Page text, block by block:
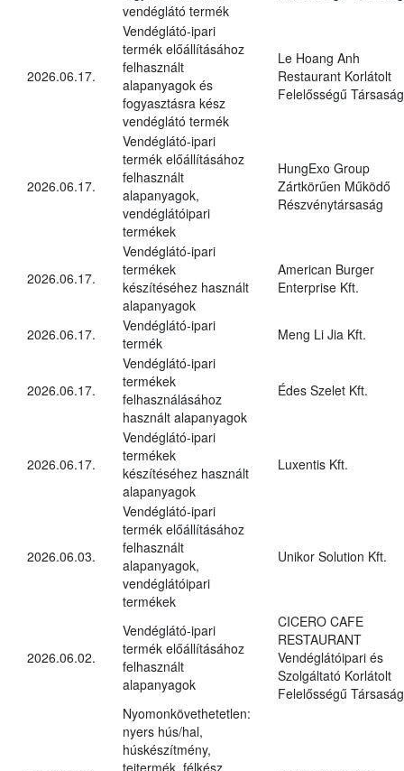
vendéglátó termék
2026.06.17.
Vendéglátó-ipari
termék előállításához
felhasznált
alapanyagok és
fogyasztásra kész
vendéglátó termék
Le Hoang Anh
Restaurant Korlátolt
Felelősségű Társaság
2026.06.17.
Vendéglátó-ipari
termék előállításához
felhasznált
alapanyagok,
vendéglátóipari
termékek
HungExo Group
Zártkörűen Működő
Részvénytársaság
2026.06.17.
Vendéglátó-ipari
termékek
készítéséhez használt
alapanyagok
American Burger
Enterprise Kft.
2026.06.17.
Vendéglátó-ipari
termék
Meng Li Jia Kft.
2026.06.17.
Vendéglátó-ipari
termékek
felhasználásához
használt alapanyagok
Édes Szelet Kft.
2026.06.17.
Vendéglátó-ipari
termékek
készítéséhez használt
alapanyagok
Luxentis Kft.
2026.06.03.
Vendéglátó-ipari
termék előállításához
felhasznált
alapanyagok,
vendéglátóipari
termékek
Unikor Solution Kft.
2026.06.02.
Vendéglátó-ipari
termék előállításához
felhasznált
alapanyagok
CICERO CAFE
RESTAURANT
Vendéglátóipari és
Szolgáltató Korlátolt
Felelősségű Társaság
Nyomonkövethetetlen:
nyers hús/hal,
húskészítmény,
tejtermék, félkész